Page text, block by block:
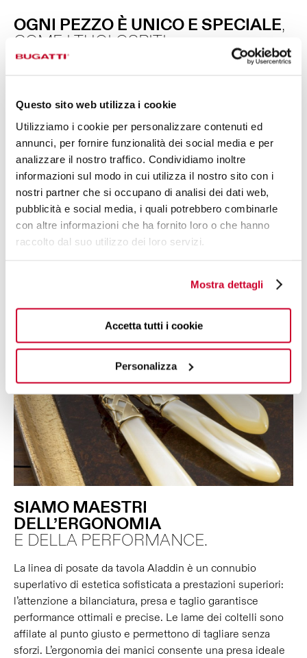
Questo sito web utilizza i cookie
Utilizziamo i cookie per personalizzare contenuti ed
annunci, per fornire funzionalità dei social media e per
analizzare il nostro traffico. Condividiamo inoltre
informazioni sul modo in cui utilizza il nostro sito con i
nostri partner che si occupano di analisi dei dati web,
pubblicità e social media, i quali potrebbero combinarle
con altre informazioni che ha fornito loro o che hanno
raccolto dal suo utilizzo dei loro servizi.
Mostra dettagli
Accetta tutti i cookie
Personalizza
OGNI PEZZO È UNICO E SPECIALE,
COME I TUOI OSPITI.
Aladdin nasce dall’incontro tra bellezza e funzionalità:
con una ghiera intrecciata disponibile in versione lucida,
tramite la lavorazione manuale di lastre in acrilico, che
rendono ogni pezzo unico e differente per venature e
SIAMO MAESTRI
DELL’ERGONOMIA
E DELLA PERFORMANCE.
La linea di posate da tavola Aladdin è un connubio
superlativo di estetica sofisticata a prestazioni superiori:
l’attenzione a bilanciatura, presa e taglio garantisce
performance ottimali e precise. Le lame dei coltelli sono
affilate al punto giusto e permettono di tagliare senza
sforzi. L’ergonomia dei manici consente una presa ideale